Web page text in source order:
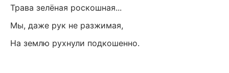
Трава зелёная роскошная...
Мы, даже рук не разжимая,
На землю рухнули подкошенно.